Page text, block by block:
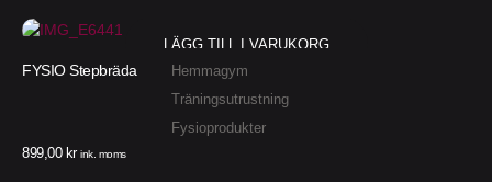
LÄGG TILL I VARUKORG
FYSIO Stepbräda
Hemmagym
Träningsutrustning
Fysioprodukter
899,00 kr ink. moms